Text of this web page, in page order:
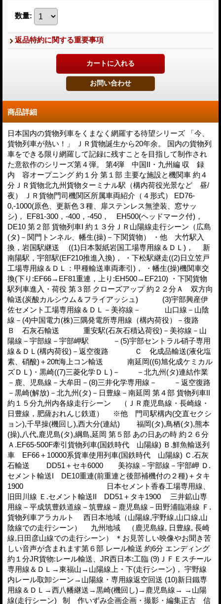
数量:
返品特約に関する重要事項
商品詳細
日本国内の貨物列車をくまなく網羅する待望シリーズ 「今、
貨物列車が熱い！」 ＪＲ貨物誕生から20年余。 国内の貨物列
車をできる限り網羅して記録に残すことを目指して制作され
た意欲作のシリーズ第４弾。 第4弾 中国II・九州編 収 録
内 容オープニング 約１分 第１部 主要な施設と機関車 約４
分ＪＲ貨物北九州貨物ターミナル駅（構内荷役光景など 昼/
夜） ＪＲ貨物門司機関区所属車両紹介（４形式） ED76-
0,-1000(原色、更新色３種、扉ステンレス無塗装、窓サッ
シ)， EF81-300，-400，-450， EH500(ヘッドマーク付)，
DE10 第２部 貨物列車I 約１３分ＪＲ山陽線走行シーン（広島
(タ)－関門トンネル、幡生(操)－下関貨物） ・他 大竹駅入
換，岩国駅継送 ((1)日本製紙岩国工場専用線＆ＤＬ)， 新
南陽駅，宇部駅(EF210推進入換)， ・下松駅継走((2)日立笠戸
工場専用線＆ＤＬ：甲種輸送車両牽引)， ・幡生(操)機関車交
換(下り:EF66→EF81重連，上り:EH500→EF210) ・下関貨物
駅列車進入・荷役 第３部 クローズアップ 約２２分Ａ 双方向
輸送(炭酸カルシウム＆フライアッシュ) (3)宇部興産伊
佐セメント工場専用線＆ＤＬ－美祢線－ 山口線－山陰
線－(4)中国電力(株)三隅発電所専用線（構内荷役）－復路
Ｂ 石灰石輸送 重安駅(石灰石積込荷役)－美祢線－山
陽線－宇部線－宇部岬駅 －(5)宇部セントラル硝子専用
線＆ＤＬ(構内荷役)－返空復路 Ｃ 化成品輸送(液化塩
素、硝酸)＋20ft海上コン輸送 南延岡((6)旭化成ケミカル
ズＤＬ)・黒崎((7)三菱化学ＤＬ)－ －北九州(タ)連結作業
－鹿、児島線－大牟田－(8)三井化学専用線－ －返空復路
－黒崎(解放)－北九州(タ)－日豊線－南延岡 第４部 貨物列車II
約１５分九州内各線走行シーン （ＪＲ鹿児島線・長崎線・
日豊線，肥薩おれんじ鉄道） ※他 門司駅構内(交直セクシ
ョン),千早操(機回し),西大分(連結) 福岡(タ),鳥栖(タ),熊本
(操),八代,鹿児島(タ),綱島,延岡 第５部 あの日あの時 約２６分
Ａ.EF65-500F牽引貨物列車(国鉄時代 山陽線) Ｂ.鮮魚輸送列
車 EF66＋10000系貨車使用列車(国鉄時代 山陽線) Ｃ.石灰
石輸送 DD51＋セキ6000 美祢線－宇部線－宇部岬 Ｄ.
セメント輸送I DE10重連(前重連と後部補機付の２種)＋タキ
1900 日本セメント香春工場専用線、
旧田川線 Ｅ.セメント輸送II DD51＋タキ1900 三井鉱山専
用線－平成筑豊鉄道線－筑豊線－鹿児島線－田野浦臨港線 Ｆ.
貨物列車アラカルト 西日本地域（山陽線,宇野線,山口線,山
陰線での走行シーン） 九州地域 （鹿児島線, 日豊線, 長崎
線,日田彦山線での走行シーン） ＊お見苦しい映像やお聞き苦
しい音声が含まれます第６部 レール輸送 約6分 エンディング
約１分JR貨物:レール輸送、JR西日本:工臨 (9)ＪＦＥスチール
専用線＆ＤＬ→東福山→山陽線上・下(走行シーン)， 宇野線
内レール取卸シーン→山陽線・専用線返空回送 (10)新日鐵専
用線＆ＤＬ→西八幡継送→黒崎(機回し)→鹿児島線→ →山陽
線(走行シーン) 制 作いずみ企画企画・撮影・編集正古 信